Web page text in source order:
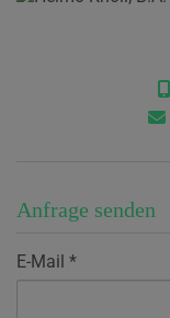
Anfrage senden
E-Mail